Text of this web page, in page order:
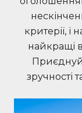
критерії,
найкращі
зручності